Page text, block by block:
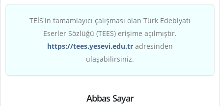
TEİS'in tamamlayıcı çalışması olan Türk Edebiyatı
Eserler Sözlüğü (TEES) erişime açılmıştır.
https://tees.yesevi.edu.tr adresinden
ulaşabilirsiniz.
Abbas Sayar